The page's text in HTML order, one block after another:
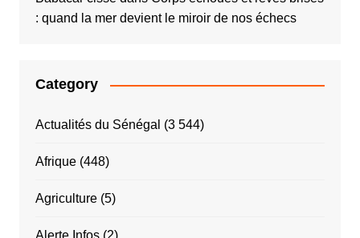
: quand la mer devient le miroir de nos échecs
Category
Actualités du Sénégal (3 544)
Afrique(448)
Agriculture(5)
Alerte Infos(2)